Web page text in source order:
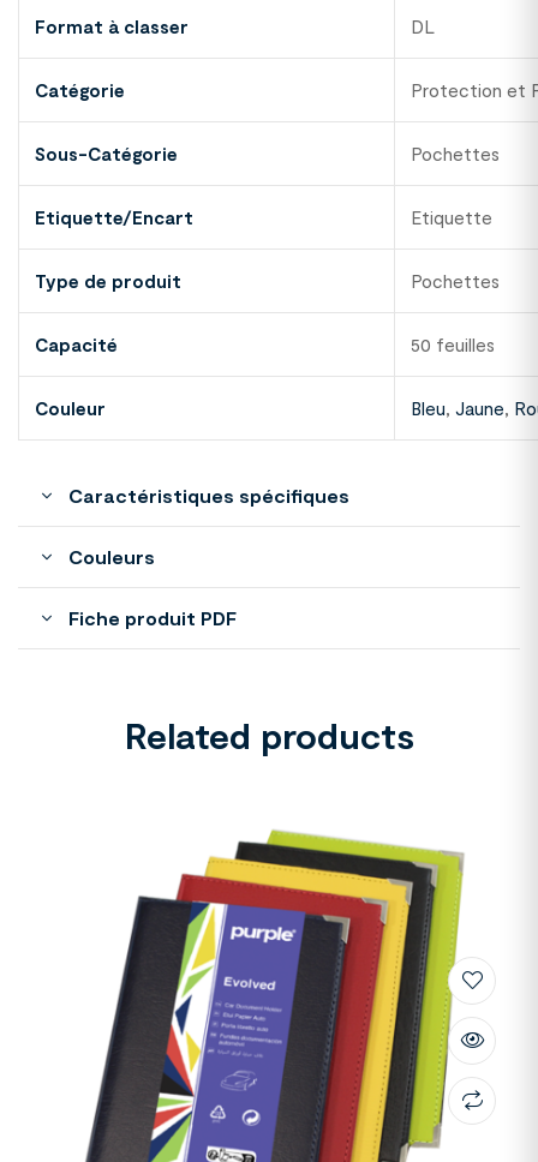
Format à classer DL
Catégorie Protection et
Sous-Catégorie Pochettes
Etiquette/Encart Etiquette
Type de produit Pochettes
Capacité 50 feuilles
Couleur Bleu,Jaune,
Caractéristiques spécifiques
Couleurs
Fiche produit PDF
Related products